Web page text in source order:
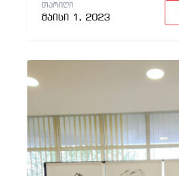
ᲗᲐᲠᲘᲦᲘ
მაისი 1, 2023